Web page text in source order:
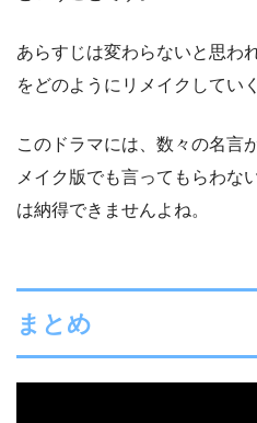
あらすじは変わらないと思わ
をどのようにリメイクしてい
このドラマには、数々の名言
メイク版でも言ってもらわな
は納得できませんよね。
まとめ